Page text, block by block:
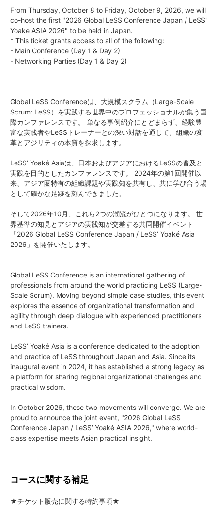
From Thursday, October 8 to Friday, October 9, 2026, we will
co-host the first "2026 Global LeSS Conference Japan / LeSS'
Yoake ASIA 2026" to be held in Japan.
* This ticket grants access to all of the following:
- Main Conference (Day 1 & Day 2)
- Networking Parties (Day 1 & Day 2)
--------------------
Global LeSS Conferenceは、大規模スクラム（Large-Scale
Scrum: LeSS）を実践する世界中のプロフェッショナルが集う国
際カンファレンスです。 単なる事例紹介にとどまらず、経験豊
富な実践者やLeSSトレーナーとの深い対話を通じて、組織の変
革とアジリティの本質を探求します。
LeSS’ Yoaké Asiaは、日本およびアジアにおけるLeSSの普及と
実践を目的としたカンファレンスです。 2024年の第1回開催以
来、アジア圏特有の組織課題や実践知を共有し、共に学び合う場
として確かな足跡を刻んできました。
そして2026年10月、これら2つの潮流がひとつになります。 世
界基準の知見とアジアの実践知が交差する共同開催イベント
「2026 Global LeSS Conference Japan / LeSS’ Yoaké Asia
2026」を開催いたします。
Global LeSS Conference is an international gathering of
professionals from around the world practicing LeSS (Large-
Scale Scrum). Moving beyond simple case studies, this event
explores the essence of organizational transformation and
agility through deep dialogue with experienced practitioners
and LeSS trainers.
LeSS’ Yoaké Asia is a conference dedicated to the adoption
and practice of LeSS throughout Japan and Asia. Since its
inaugural event in 2024, it has established a strong legacy as
a platform for sharing regional organizational challenges and
practical wisdom.
In October 2026, these two movements will converge. We are
proud to announce the joint event, "2026 Global LeSS
Conference Japan / LeSS’ Yoaké ASIA 2026," where world-
class expertise meets Asian practical insight.
コースに関する補足
★チケット販売に関する特約事項★